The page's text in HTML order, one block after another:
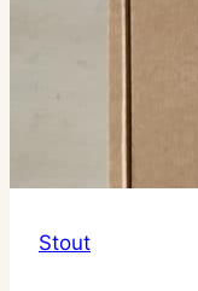
Stout